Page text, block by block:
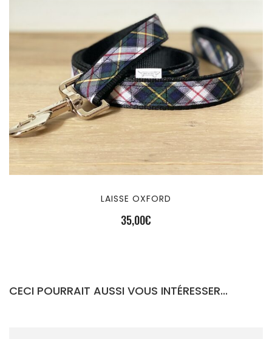
LAISSE OXFORD
35,00€
CECI POURRAIT AUSSI VOUS INTÉRESSER...